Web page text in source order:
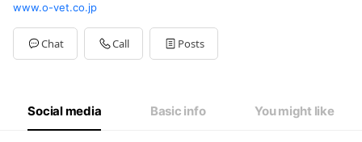
Sun09:00 - 12:30,16:00 - 18:00
Mon09:00 - 12:30,16:00 - 19:00
Tue09:00 - 12:30,16:00 - 19:00
Wed09:00 - 12:30,16:00 - 19:00
09:00 - 12:30,16:00 - 19:00
www.o-vet.co.jp
Chat Call Posts
Social media Basic info You might like